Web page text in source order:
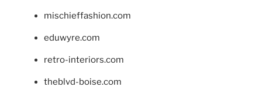
mischieffashion.com
eduwyre.com
retro-interiors.com
theblvd-boise.com